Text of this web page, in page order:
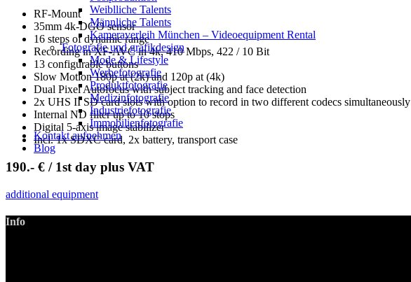
Weiblliche Talents
Männliche Talents
Kameraverleih München – Videoequipment Rental
Fotografie und grafikdesign
Mode & Lifestyle
Werbefotografie
Produktfotografie
Medizinfotografie
Industriefotografie
Immobilienfotografie
Kontakt aufnehmen
Blog
RF-Mount
35mm 4k-DGO sensor
16 steps of dynamic range
Recording in XF-AVC in 4k, 410 Mbps, 422 / 10 Bit
13 configurable buttons
Slow Motion 180p at (2k) and 120p at (4k)
Dual Pixel Autofocus with subject tracking and face detection
2x UHS II SD card slots with option to record in two different codecs simultaneously
Internal ND filter up to 10 stops
Digital 5-axis image stabilizer
Incl. 1x SDXC card, 2x battery, transport case
190.- € / 1st day plus VAT
additional equipment
Info